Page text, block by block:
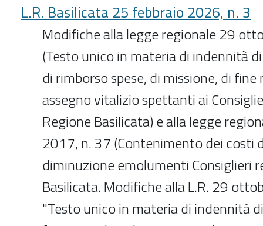
L.R. Basilicata 25 febbraio 2026, n. 3
Modifiche alla legge regionale 29
(Testo unico in materia di indennità
di rimborso spese, di missione, di
assegno vitalizio spettanti ai
Regione Basilicata) e alla legge
2017, n. 37 (Contenimento dei costi
diminuzione emolumenti Consiglieri
Basilicata. Modifiche alla L.R. 29
"Testo unico in materia di indennità